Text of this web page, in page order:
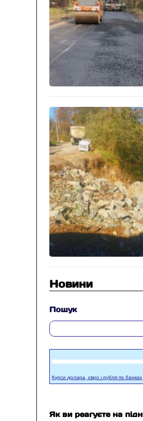
Новини
Пошук
Курси долара, євро і рубля по банках
Як ви реагуєте на